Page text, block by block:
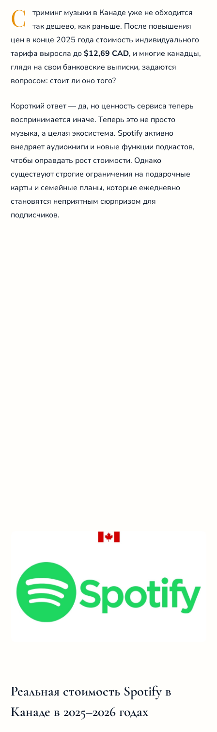
С
триминг музыки в Канаде уже не обходится
так дешево, как раньше. После повышения
цен в конце 2025 года стоимость индивидуального
тарифа выросла до$12,69 CAD, и многие канадцы,
глядя на свои банковские выписки, задаются
вопросом: стоит ли оно того?
Короткий ответ — да, но ценность сервиса теперь
воспринимается иначе. Теперь это не просто
музыка, а целая экосистема. Spotify активно
внедряет аудиокниги и новые функции подкастов,
чтобы оправдать рост стоимости. Однако
существуют строгие ограничения на подарочные
карты и семейные планы, которые ежедневно
становятся неприятным сюрпризом для
подписчиков.
Реальная стоимость Spotify в
Канаде в 2025–2026 годах